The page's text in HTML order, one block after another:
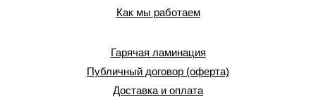
Как мы работаем
Гарячая ламинация
Публичный договор (оферта)
Доставка и оплата